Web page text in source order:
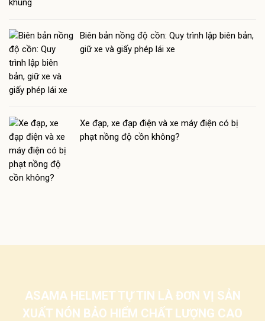
Biên bản nồng độ cồn: Quy trình lập biên bản,
giữ xe và giấy phép lái xe
Xe đạp, xe đạp điện và xe máy điện có bị
phạt nồng độ cồn không?
ASAMA HELMET TỰ TIN LÀ ĐƠN VỊ SẢN
XUẤT NÓN BẢO HIỂM CHẤT LƯỢNG CAO